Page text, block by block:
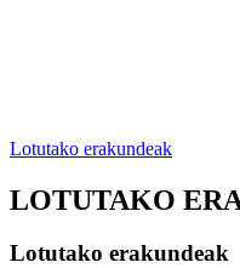
Lotutako erakundeak
LOTUTAKO
Lotutako erakundeak